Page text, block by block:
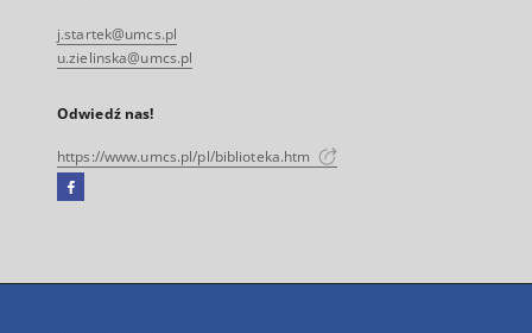
j.startek@umcs.pl
u.zielinska@umcs.pl
Odwiedź nas!
https://www.umcs.pl/pl/biblioteka.htm
Facebook
się